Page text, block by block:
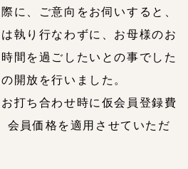
に、ご意向をお伺いすると、
執り行なわずに、お母様のお
間を過ごしたいとの事でした
開放を行いました。
打ち合わせ時に仮会員登録費
会員価格を適用させていただ